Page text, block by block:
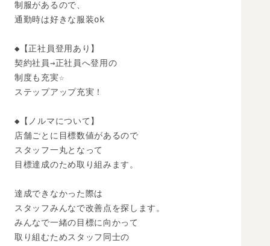
制服があるので、
通勤時は好きな服装ok
◆【正社員登用あり】
契約社員→正社員へ登用の
制度も充実☆
ステップアップ充実！
◆【ノルマについて】
店舗ごとに目標数値があるので
スタッフ一丸となって
目標達成のため取り組みます。
達成できなかった際は
スタッフみんなで改善点を探します。
みんなで一緒の目標に向かって
取り組むためスタッフ同士の